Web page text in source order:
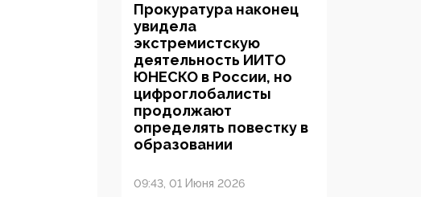
Прокуратура наконец
увидела
экстремистскую
деятельность ИИТО
ЮНЕСКО в России, но
цифроглобалисты
продолжают
определять повестку в
образовании
09:43, 01 Июня 2026